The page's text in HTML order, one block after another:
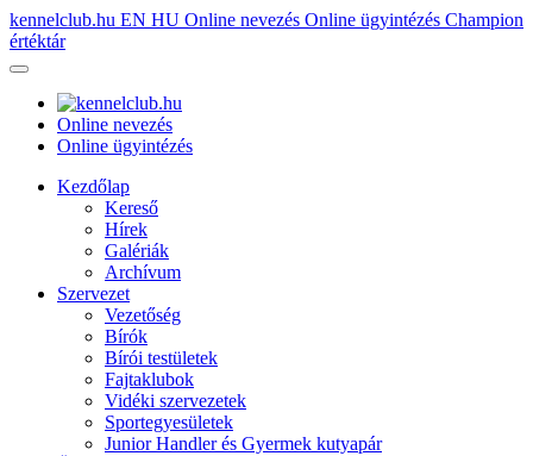
kennelclub.hu EN HU Online nevezés Online ügyintézés Champion
értéktár
Online nevezés
Online ügyintézés
Kezdőlap
Kereső
Hírek
Galériák
Archívum
Szervezet
Vezetőség
Bírók
Bírói testületek
Fajtaklubok
Vidéki szervezetek
Sportegyesületek
Junior Handler és Gyermek kutyapár